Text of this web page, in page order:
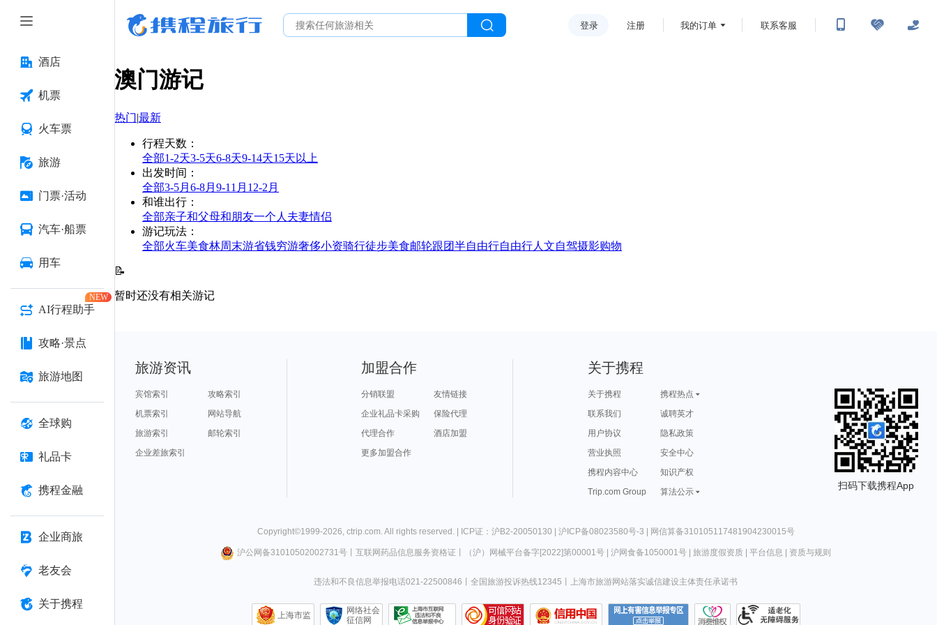
酒店
机票
火车票
旅游
门票·活动
汽车·船票
用车
AI行程助手
NEW
攻略·景点
旅游地图
全球购
礼品卡
携程金融
企业商旅
老友会
关于携程
登录 注册 我的订单 联系客服
澳门游记
热门|最新
行程天数 ：
全部1-2天3-5天6-8天9-14天15天以上
出发时间 ：
全部3-5月 6-8月 9-11月 12-2月
和谁出行 ：
全部亲子和父母和朋友一个人 夫妻情侣
游记玩法 ：
全部火车美食林周末游省钱穷游奢侈小资骑行徒步美食邮轮跟团半自由行自由行人文自驾摄影购物
📝
暂时还没有相关游记
旅游资讯
宾馆索引
攻略索引
机票索引
网站导航
旅游索引
邮轮索引
企业差旅索引
加盟合作
分销联盟
友情链接
企业礼品卡采购
保险代理
代理合作
酒店加盟
更多加盟合作
关于携程
关于携程
携程热点
联系我们
诚聘英才
用户协议
隐私政策
营业执照
安全中心
携程内容中心
知识产权
Trip.com Group
算法公示
扫码下载携程App
Copyright©1999-2026, ctrip.com. All rights reserved. | ICP证：沪B2-20050130 | 沪ICP备08023580号-3 | 网信算备310105117481904230015号
沪公网备31010502002731号丨 互联网药品信息服务资格证 （沪）网械平台备字[2022]第00001号| 沪网食备1050001号| 旅游度假资质| 平台信息 资质与规则
违法和不良信息举报电话021-22500846 全国旅游投诉热线12345 上海市旅游网站落实诚信建设主体责任承诺书
上海市监
网络社会
征信网